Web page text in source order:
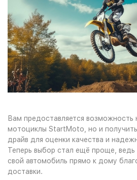
Вам предоставляется возможность
мотоциклы StartMoto, но и
драйв для оценки качества и
Теперь выбор стал ещё проще,
свой автомобиль прямо к дому
доставки.